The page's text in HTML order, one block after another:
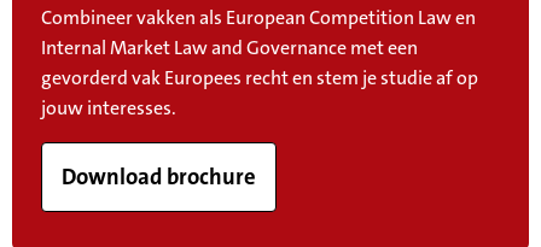
Combineer vakken als European Competition Law en
Internal Market Law and Governance met een
gevorderd vak Europees recht en stem je studie af op
jouw interesses.
Download brochure